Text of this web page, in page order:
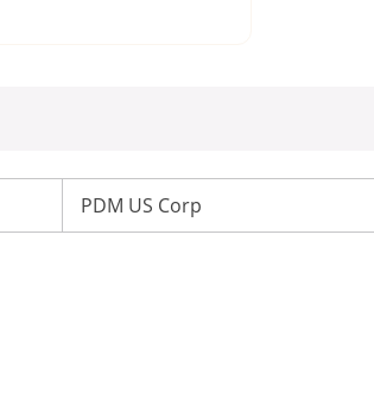
PDM US Corp